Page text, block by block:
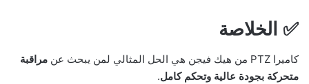
✅ الخلاصة
كاميرا PTZ من هيك فيجن هي الحل المثالي لمن يبحث عن
مراقبة
متحركة بجودة عالية وتحكم كامل.